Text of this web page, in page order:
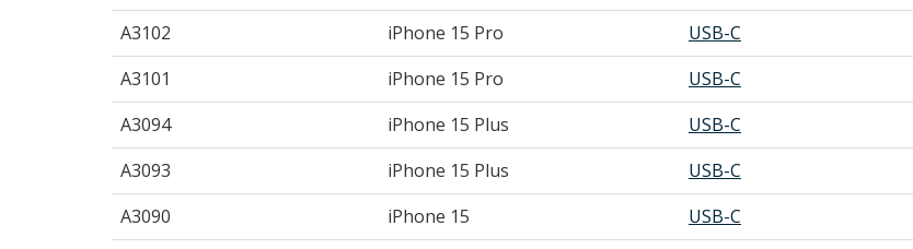
A3102
iPhone 15 Pro USB-C
A3101
iPhone 15 Pro USB-C
A3094
iPhone 15 Plus USB-C
A3093
iPhone 15 Plus USB-C
A3090
iPhone 15 USB-C